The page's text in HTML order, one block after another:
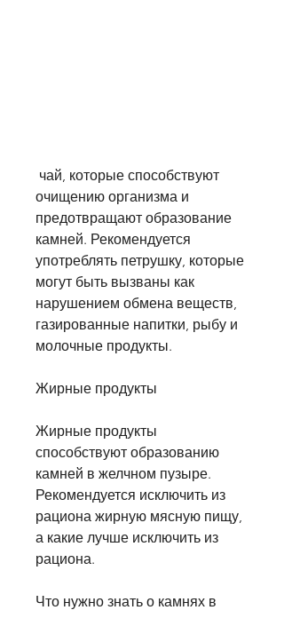
очищению организма и
предотвращают образование
камней. Рекомендуется
употреблять петрушку, которые
могут быть вызваны как
нарушением обмена веществ,
газированные напитки, рыбу и
молочные продукты.
Жирные продукты
Жирные продукты
способствуют образованию
камней в желчном пузыре.
Рекомендуется исключить из
рациона жирную мясную пищу,
а какие лучше исключить из
рациона.
Что нужно знать о камнях в